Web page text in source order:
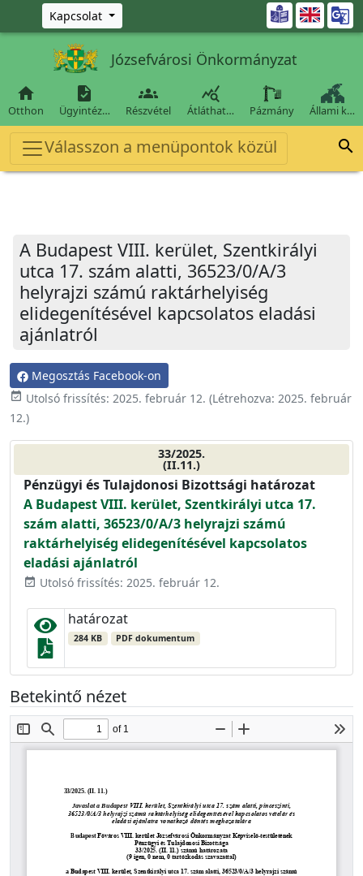
Ugrás a fő tartalomra
Kapcsolat 
Józsefvárosi Önkormányzat

Otthon

Ügyintéz…

Részvétel

Átláthat… Pázmány Állami k…
Válasszon a menüpontok közül 
A Budapest VIII. kerület, Szentkirályi
utca 17. szám alatti, 36523/0/A/3
helyrajzi számú raktárhelyiség
elidegenítésével kapcsolatos eladási
ajánlatról
Megosztás Facebook-on
event_available Utolsó frissítés: 2025. február 12. (Létrehozva: 2025. február
12.)
33/2025.
(II.11.)
Pénzügyi és Tulajdonosi Bizottsági határozat
A Budapest VIII. kerület, Szentkirályi utca 17.
szám alatti, 36523/0/A/3 helyrajzi számú
raktárhelyiség elidegenítésével kapcsolatos
eladási ajánlatról
event_available Utolsó frissítés: 2025. február 12.
határozat
284 KB PDF dokumentum
Betekintő nézet